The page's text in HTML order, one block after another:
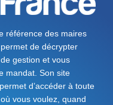
référence des maires
de décrypter
gestion et vous
mandat. Son site
d’accéder à toute
vous voulez, quand